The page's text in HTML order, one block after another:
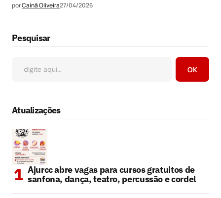
porCainã Oliveira27/04/2026
Pesquisar
OK
Atualizações
Ajurcc abre vagas para cursos gratuitos de
sanfona, dança, teatro, percussão e cordel